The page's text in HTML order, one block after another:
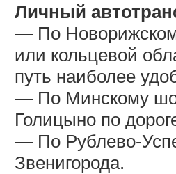
Личный
— По
или кольцевой
путь наиболее
— По Минскому
Голицыно по
— По Рублево-
Звенигорода.